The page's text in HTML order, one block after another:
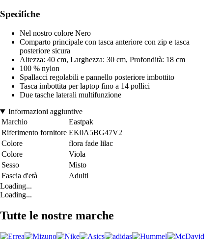
Specifiche
Nel nostro colore Nero
Comparto principale con tasca anteriore con zip e tasca
posteriore sicura
Altezza: 40 cm, Larghezza: 30 cm, Profondità: 18 cm
100 % nylon
Spallacci regolabili e pannello posteriore imbottito
Tasca imbottita per laptop fino a 14 pollici
Due tasche laterali multifunzione
Informazioni aggiuntive
Marchio
Eastpak
Riferimento fornitore EK0A5BG47V2
Colore
flora fade lilac
Colore
Viola
Sesso
Misto
Fascia d'età
Adulti
Loading...
Loading...
Tutte le nostre marche